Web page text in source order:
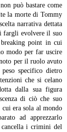
può bastare come
la morte di Tommy
narrativa dettata
fargli evolvere il suo
point in cui
modo per far uscire
per il ruolo avuto
specifico dietro
che si celano
dalla sua figura
di ciò che suo
era sola al mondo
ad apprezzarlo
cancella i crimini del